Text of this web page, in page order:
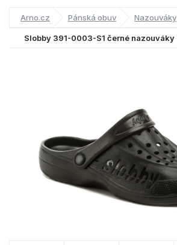
Arno.cz Pánská obuv Nazouváky
Slobby 391-0003-S1 černé nazouváky